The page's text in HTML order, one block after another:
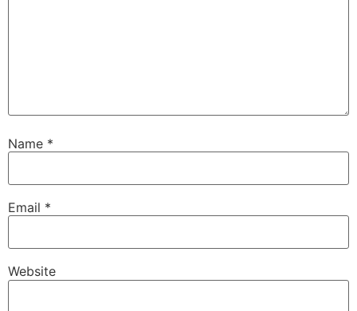
Name *
Email *
Website